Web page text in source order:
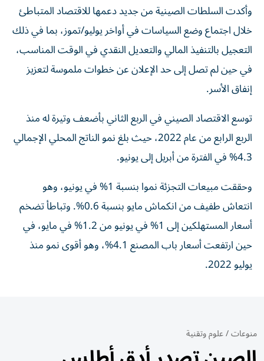
وأكدت السلطات الصينية من جديد دعمها للاقتصاد المتباطئ
خلال اجتماع وضع السياسات في أواخر يوليو/تموز، بما في ذلك
التعجيل بالتنفيذ المالي والتعديل النقدي في الوقت المناسب،
في حين لم تصل إلى حد الإعلان عن خطوات ملموسة لتعزيز
إنفاق الأسر.
توسع الاقتصاد الصيني في الربع الثاني بأضعف وتيرة له منذ
الربع الرابع من عام 2022، حيث بلغ نمو الناتج المحلي الإجمالي
4.3% في الفترة من أبريل إلى يونيو.
وحققت مبيعات التجزئة نموا بنسبة 1% في يونيو، وهو
انتعاش طفيف من انكماش مايو بنسبة 0.6%. وتباطأ تضخم
أسعار المستهلكين إلى 1% في يونيو من 1.2% في مايو، في
حين ارتفعت أسعار باب المصنع 4.1%، وهو أقوى نمو منذ
يوليو 2022.
منوعات/علوم وتقنية